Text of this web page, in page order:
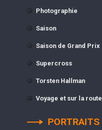
Photographie
Saison
Saison de Grand Prix
Supercross
Torsten Hallman
Voyage et sur la route
PORTRAITS